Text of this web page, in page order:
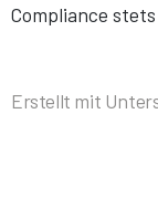
Compliance
Erstellt mit